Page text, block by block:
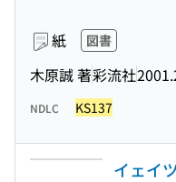
紙 図書
木原誠 著彩流社
NDLC KS137
イェイ